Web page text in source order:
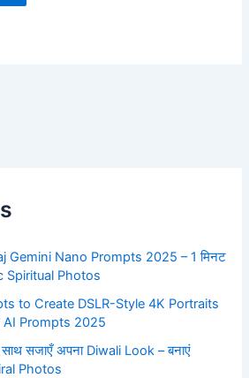
Gemini Nano Prompts 2025 – 1 मिनट
Spiritual Photos
to Create DSLR-Style 4K Portraits
Prompts 2025
सजाएँ अपना Diwali Look – बनाएं
Photos